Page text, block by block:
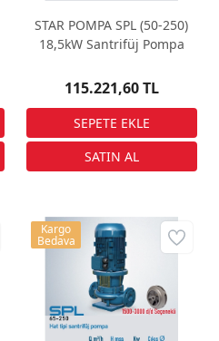
STAR POMPA SPL (50-250)
18,5kW Santrifüj Pompa
115.221,60 TL
Kargo
Bedava